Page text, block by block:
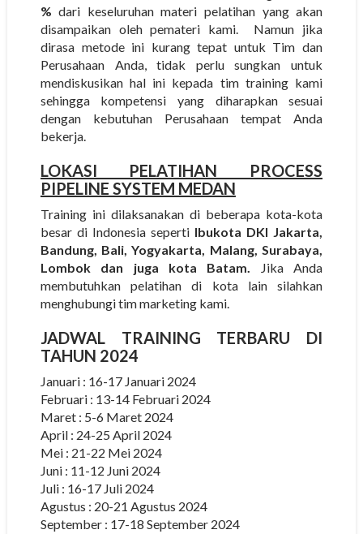
% dari keseluruhan materi pelatihan yang akan
disampaikan oleh pemateri kami. Namun jika
dirasa metode ini kurang tepat untuk Tim dan
Perusahaan Anda, tidak perlu sungkan untuk
mendiskusikan hal ini kepada tim training kami
sehingga kompetensi yang diharapkan sesuai
dengan kebutuhan Perusahaan tempat Anda
bekerja.
LOKASI PELATIHAN PROCESS
PIPELINE SYSTEM MEDAN
Training ini dilaksanakan di beberapa kota-kota
besar di Indonesia seperti Ibukota DKI Jakarta,
Bandung, Bali, Yogyakarta, Malang, Surabaya,
Lombok dan juga kota Batam. Jika Anda
membutuhkan pelatihan di kota lain silahkan
menghubungi tim marketing kami.
JADWAL TRAINING TERBARU DI
TAHUN 2024
Januari : 16-17 Januari 2024
Februari : 13-14 Februari 2024
Maret : 5-6 Maret 2024
April : 24-25 April 2024
Mei : 21-22 Mei 2024
Juni : 11-12 Juni 2024
Juli : 16-17 Juli 2024
Agustus : 20-21 Agustus 2024
September : 17-18 September 2024